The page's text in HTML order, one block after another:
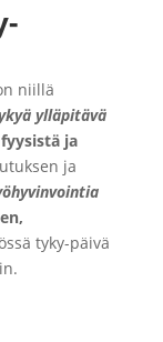
niillä
ylläpitävä
fyysistä ja
ja
tyky-päivä